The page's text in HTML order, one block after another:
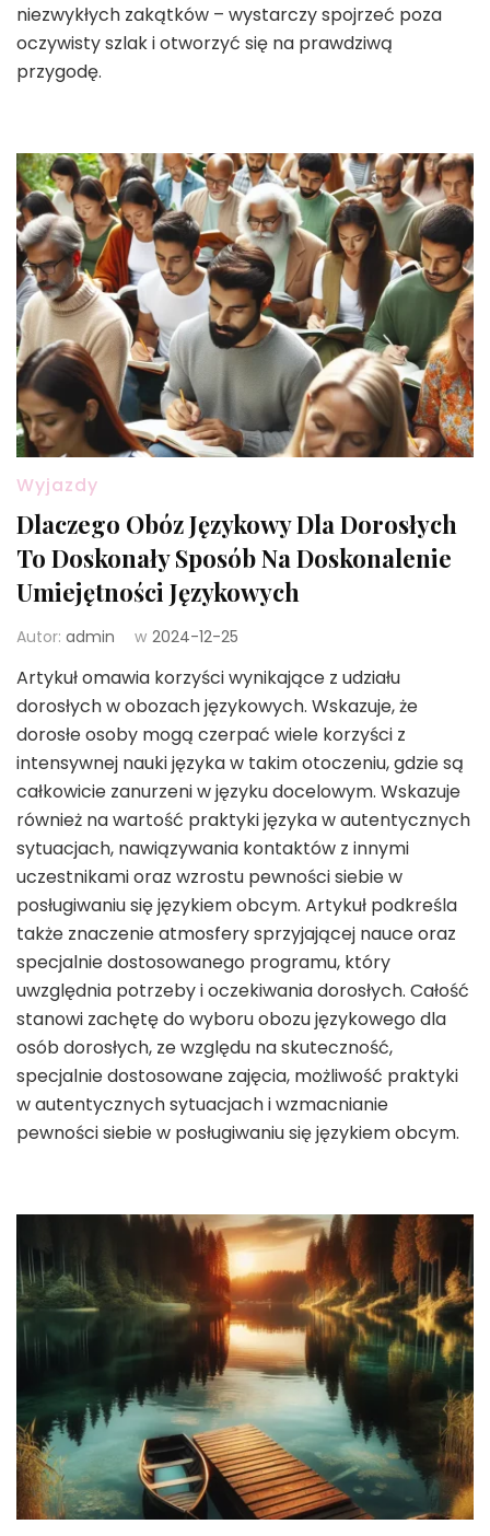
niezwykłych zakątków – wystarczy spojrzeć poza
oczywisty szlak i otworzyć się na prawdziwą
przygodę.
Wyjazdy
Dlaczego Obóz Językowy Dla Dorosłych
To Doskonały Sposób Na Doskonalenie
Umiejętności Językowych
Autor: admin w 2024-12-25
Artykuł omawia korzyści wynikające z udziału
dorosłych w obozach językowych. Wskazuje, że
dorosłe osoby mogą czerpać wiele korzyści z
intensywnej nauki języka w takim otoczeniu, gdzie są
całkowicie zanurzeni w języku docelowym. Wskazuje
również na wartość praktyki języka w autentycznych
sytuacjach, nawiązywania kontaktów z innymi
uczestnikami oraz wzrostu pewności siebie w
posługiwaniu się językiem obcym. Artykuł podkreśla
także znaczenie atmosfery sprzyjającej nauce oraz
specjalnie dostosowanego programu, który
uwzględnia potrzeby i oczekiwania dorosłych. Całość
stanowi zachętę do wyboru obozu językowego dla
osób dorosłych, ze względu na skuteczność,
specjalnie dostosowane zajęcia, możliwość praktyki
w autentycznych sytuacjach i wzmacnianie
pewności siebie w posługiwaniu się językiem obcym.